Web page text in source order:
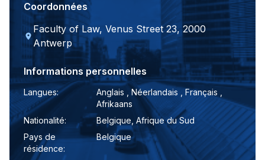
Coordonnées
Faculty of Law, Venus Street 23, 2000
Antwerp
Informations personnelles
Langues:
Anglais , Néerlandais , Français ,
Afrikaans
Nationalité:
Belgique, Afrique du Sud
Pays de
résidence:
Belgique